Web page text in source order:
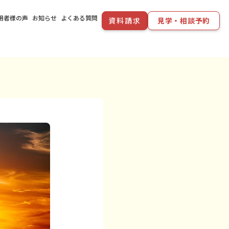
者様の声 お知らせ よくある質問 資料請求 見学・相談予約